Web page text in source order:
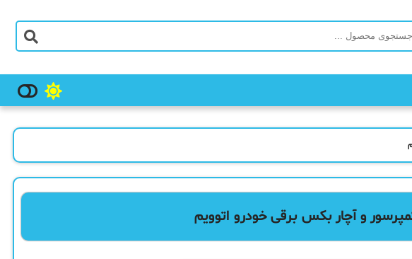
و آچار بکس برقی خودرو اتوویم